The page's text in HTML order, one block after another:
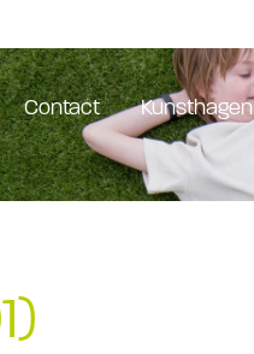
Contact Kunsthagen